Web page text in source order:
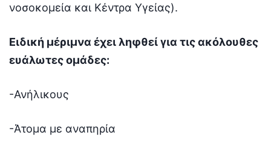
νοσοκομεία και Κέντρα Υγείας).
Ειδική μέριμνα έχει ληφθεί για τις ακόλουθες
ευάλωτες ομάδες:
-Ανήλικους
-Άτομα με αναπηρία